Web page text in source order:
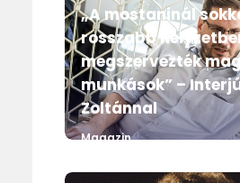
„A mostaninál
rosszabb
megszervezték
munkások” –
Zoltánnal
Magazin